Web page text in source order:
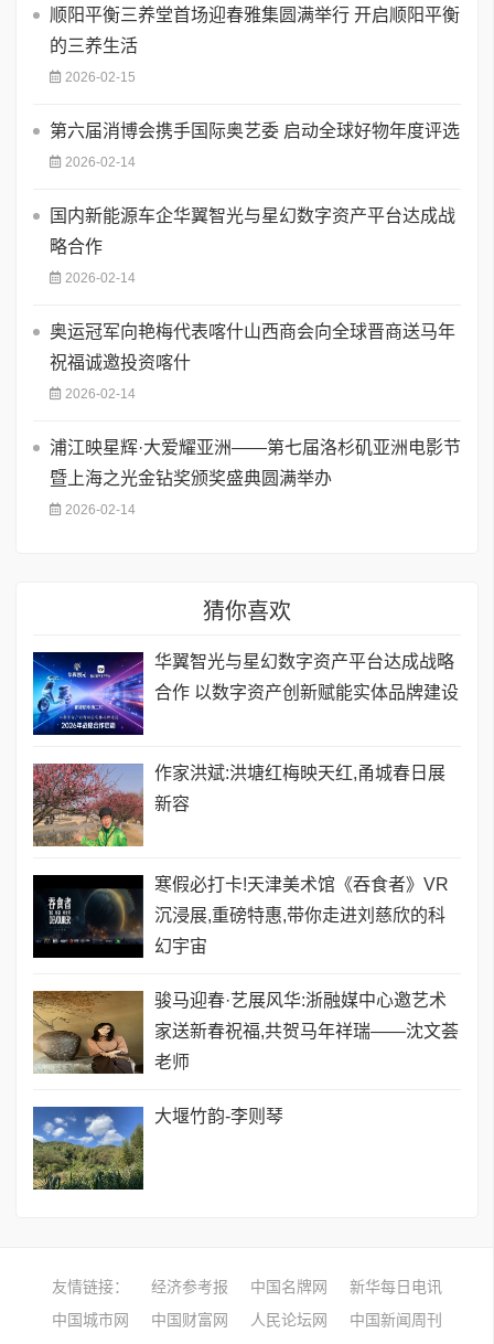
顺阳平衡三养堂首场迎春雅集圆满举行 开启顺阳平衡
的三养生活
2026-02-15
第六届消博会携手国际奥艺委 启动全球好物年度评选
2026-02-14
国内新能源车企华翼智光与星幻数字资产平台达成战
略合作
2026-02-14
奥运冠军向艳梅代表喀什山西商会向全球晋商送马年
祝福诚邀投资喀什
2026-02-14
浦江映星辉·大爱耀亚洲——第七届洛杉矶亚洲电影节
暨上海之光金钻奖颁奖盛典圆满举办
2026-02-14
猜你喜欢
华翼智光与星幻数字资产平台达成战略
合作 以数字资产创新赋能实体品牌建设
作家洪斌:洪塘红梅映天红,甬城春日展
新容
寒假必打卡!天津美术馆《吞食者》VR
沉浸展,重磅特惠,带你走进刘慈欣的科
幻宇宙
骏马迎春·艺展风华:浙融媒中心邀艺术
家送新春祝福,共贺马年祥瑞——沈文荟
老师
大堰竹韵-​李则琴
友情链接： 经济参考报 中国名牌网
新华每日电讯
中国城市网
中国财富网 人民论坛网 中国新闻周刊